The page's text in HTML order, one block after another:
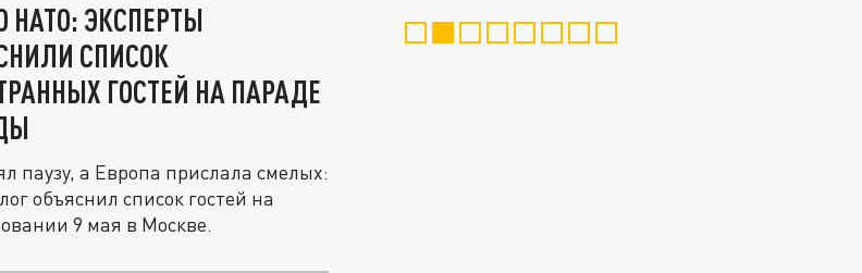
НАТО: ЭКСПЕРТЫ
СПИСОК
ГОСТЕЙ НА ПАРАДЕ
паузу, а Европа прислала смелых:
объяснил список гостей на
9 мая в Москве.